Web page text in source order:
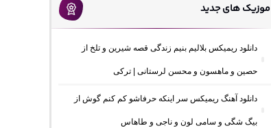
موزیک های جدید
دانلود ریمیکس بلالیم بنیم زندگی قصه شیرین و تلخ از
حصین و ماهسون و محسن لرستانی | ترکی
دانلود آهنگ ریمیکس سر اینکه حرفاشو کم کنم گوش از
بیگ شگی و سامی لون و ناجی و طاهاس